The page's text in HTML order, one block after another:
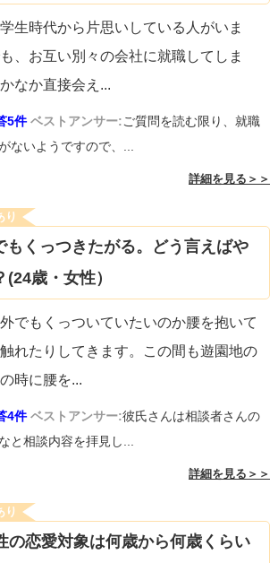
生時代から片思いしている人がいま
、お互い別々の会社に就職してしま
なか直接会え ...
5件 ベストアンサー:ご質問を読む限り、就職
ないようですので、...
詳細を見る＞＞
り
もくっつきたがる。どう言えばや
歳・女性）
でもくっついていたいのか腰を抱いて
れたりしてきます。この間も遊園地の
時に腰を...
4件 ベストアンサー:彼氏さんは相談者さんの
と相談内容を拝見し...
詳細を見る＞＞
り
の恋愛対象は何歳から何歳くらい